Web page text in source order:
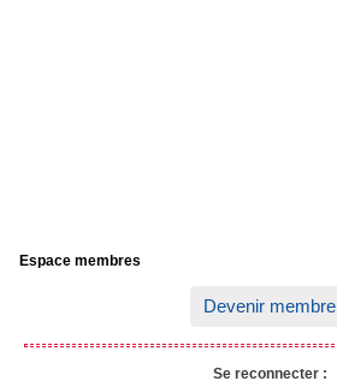
Espace membres
Devenir membre
Se reconnecter :